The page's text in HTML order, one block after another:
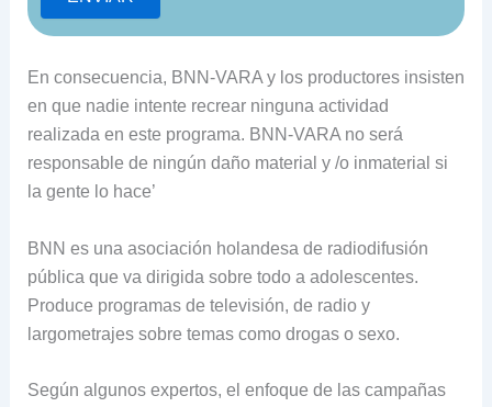
En consecuencia, BNN-VARA y los productores insisten
en que nadie intente recrear ninguna actividad
realizada en este programa. BNN-VARA no será
responsable de ningún daño material y /o inmaterial si
la gente lo hace’
BNN es una asociación holandesa de radiodifusión
pública que va dirigida sobre todo a adolescentes.
Produce programas de televisión, de radio y
largometrajes sobre temas como drogas o sexo.
Según algunos expertos, el enfoque de las campañas